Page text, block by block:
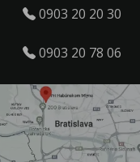
0903 20 20 30
0903 20 78 06